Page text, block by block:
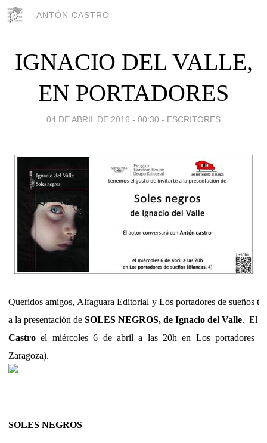
ANTÓN CASTRO
IGNACIO DEL VALLE,
EN PORTADORES
04 DE ABRIL DE 2016 - 00:30 - ESCRITORES
Queridos amigos, Alfaguara Editorial y Los portadores de sueños
a la presentación de SOLES NEGROS, de Ignacio del Valle. El
Castro el miércoles 6 de abril a las 20h en Los portadores
Zaragoza).
SOLES NEGROS